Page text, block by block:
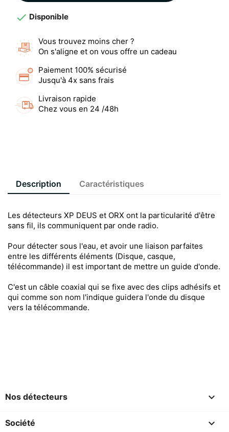
 Disponible
Vous trouvez moins cher ?
On s'aligne et on vous offre un cadeau
Paiement 100% sécurisé
Jusqu'à 4x sans frais
Livraison rapide
Chez vous en 24 /48h
Description Caractéristiques
Les détecteurs XP DEUS et ORX ont la particularité d'être
sans fil, ils communiquent par onde radio.
Pour détecter sous l'eau, et avoir une liaison parfaites
entre les différents éléments (Disque, casque,
télécommande) il est important de mettre un guide d'onde.
C'est un câble coaxial qui se fixe avec des clips adhésifs et
qui comme son nom l'indique guidera l'onde du disque
vers la télécommande.
Nos détecteurs 
Société 